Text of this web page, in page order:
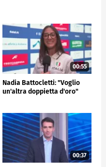
00:55
Nadia Battocletti: "Voglio
un'altra doppietta d'oro"
00:37